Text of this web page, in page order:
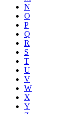
N
O
P
Q
R
S
T
U
V
W
X
Y